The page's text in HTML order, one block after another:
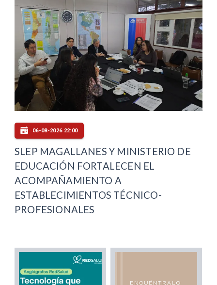
06-08-2026 22:00
SLEP MAGALLANES Y MINISTERIO DE
EDUCACIÓN FORTALECEN EL
ACOMPAÑAMIENTO A
ESTABLECIMIENTOS TÉCNICO-
PROFESIONALES